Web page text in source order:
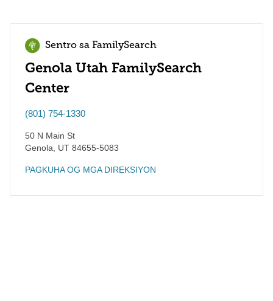
Sentro sa FamilySearch
Genola Utah FamilySearch
Center
(801) 754-1330
50 N Main St
Genola
UT 84655-5083
PAGKUHA OG MGA DIREKSIYON